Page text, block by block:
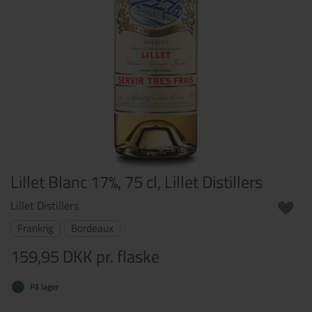
Lillet Blanc 17%, 75 cl, Lillet Distillers
Lillet Distillers
Frankrig Bordeaux
159,95 DKK pr. flaske
På lager